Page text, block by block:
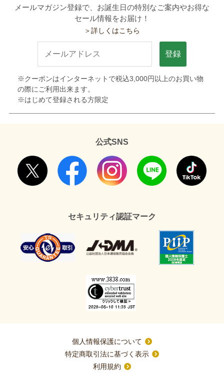
メールマガジン登録で、お誕生日の特別なご案内やお得な
セール情報をお届け！
＞詳しくはこちら
登録
※クーポンはインターネットで税込3,000円以上のお買い物
の際にご利用出来ます。
※はじめて登録される方限定
公式SNS
セキュリティ認証マーク
個人情報保護について
特定商取引法に基づく表示
利用規約